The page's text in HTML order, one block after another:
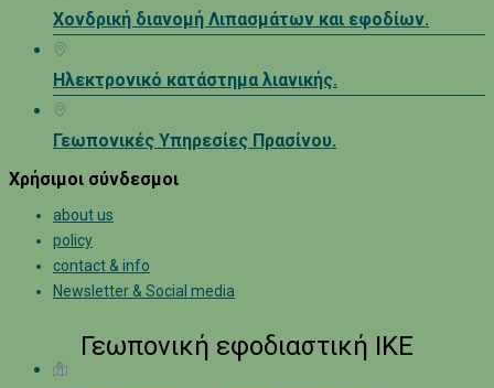
Χονδρική διανομή Λιπασμάτων και εφοδίων.
Ηλεκτρονικό κατάστημα λιανικής.
Γεωπονικές Υπηρεσίες Πρασίνου.
Χρήσιμοι σύνδεσμοι
about us
policy
contact & info
Newsletter & Social media
Γεωπονική εφοδιαστική ΙΚΕ